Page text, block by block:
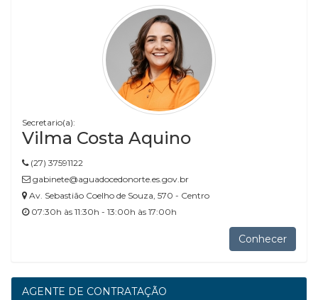
Secretario(a):
Vilma Costa Aquino
(27) 37591122
gabinete@aguadocedonorte.es.gov.br
Av. Sebastião Coelho de Souza, 570 - Centro
07:30h às 11:30h - 13:00h às 17:00h
Conhecer
AGENTE DE CONTRATAÇÃO